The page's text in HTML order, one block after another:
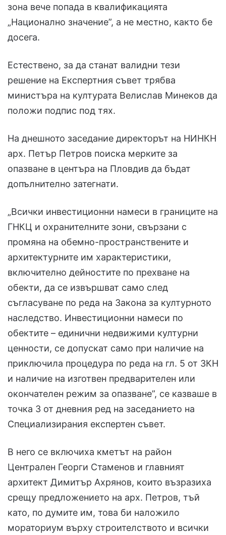
зона вече попада в квалификацията
„Национално значение”, а не местно, както бе
досега.
Естествено, за да станат валидни тези
решение на Експертния съвет трябва
министъра на културата Велислав Минеков да
положи подпис под тях.
На днешното заседание директорът на НИНКН
арх. Петър Петров поиска мерките за
опазване в центъра на Пловдив да бъдат
допълнително затегнати.
„Всички инвестиционни намеси в границите на
ГНКЦ и охранителните зони, свързани с
промяна на обемно-пространствените и
архитектурните им характеристики,
включително дейностите по прехване на
обекти, да се извършват само след
съгласуване по реда на Закона за културното
наследство. Инвестиционни намеси по
обектите – единични недвижими културни
ценности, се допускат само при наличие на
приключила процедура по реда на гл. 5 от ЗКН
и наличие на изготвен предварителен или
окончателен режим за опазване”, се казваше в
точка 3 от дневния ред на заседанието на
Специализирания експертен съвет.
В него се включиха кметът на район
Централен Георги Стаменов и главният
архитект Димитър Ахрянов, които възразиха
срещу предложението на арх. Петров, тъй
като, по думите им, това би наложило
мораториум върху строителството и всички